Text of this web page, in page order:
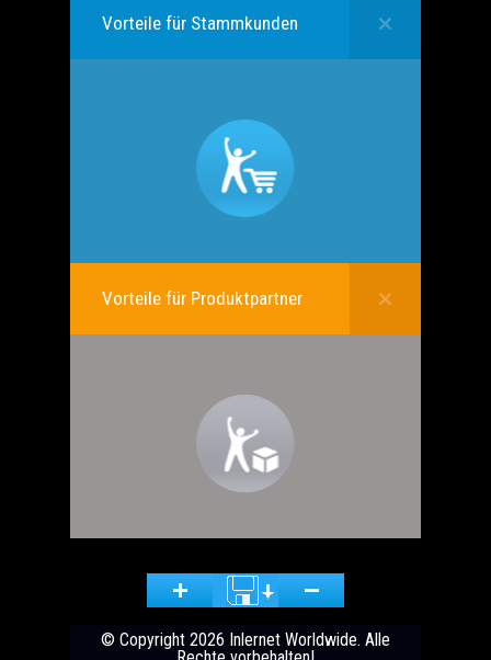
Vorteile für Stammkunden
Vorteile für Produktpartner
© Copyright 2026 Inlernet Worldwide. Alle
Zurückstellung der Hauptseite in Grundstellung.